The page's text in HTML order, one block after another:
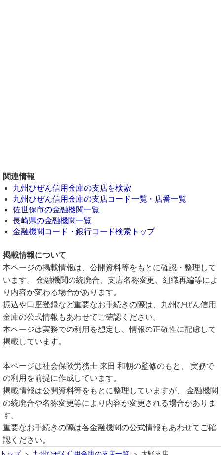
関連情報
九州ひぜん信用金庫の支店を検索
九州ひぜん信用金庫の支店コード一覧・店番一覧
佐世保市の金融機関一覧
長崎県の金融機関一覧
金融機関コード・銀行コード検索トップ
掲載情報について
本ページの掲載情報は、公開資料等をもとに確認・整理して
います。 金融機関の統廃合、支店名称変更、組織再編等によ
り内容が変わる場合があります。
振込や口座登録など重要なお手続きの際は、九州ひぜん信用
金庫の公式情報もあわせてご確認ください。
本ページは実務での利用を想定し、情報の正確性に配慮して
掲載しています。
本ページは社会保険労務士 来田 和朝の監修のもと、 実務で
の利用を前提に作成しています。
掲載情報は公開資料等をもとに整理していますが、 金融機関
の統廃合や名称変更等により内容が変更される場合がありま
す。
重要なお手続きの際は各金融機関の公式情報もあわせてご確
認ください。